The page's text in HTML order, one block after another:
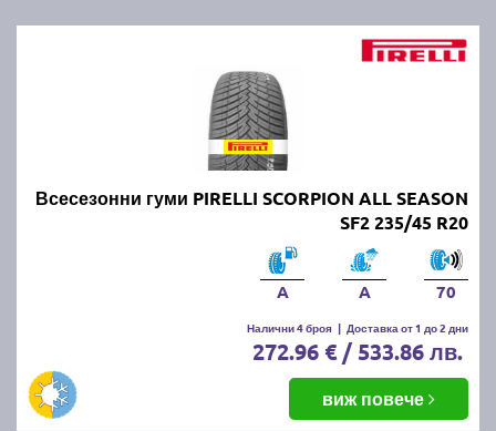
Всесезонни гуми PIRELLI SCORPION ALL SEASON
SF2 235/45 R20
A A 70
Налични 4 броя | Доставка от 1 до 2 дни
272.96 € / 533.86 лв.
виж повече